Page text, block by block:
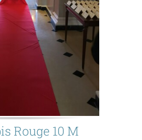
Rouge 10 M